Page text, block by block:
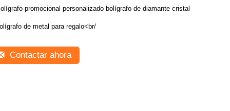
promocional personalizado bolígrafo de diamante cristal
de metal para regalo<br/
Contactar ahora